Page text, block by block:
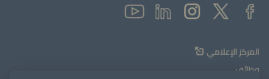
المركز الإعلامي
وظائف